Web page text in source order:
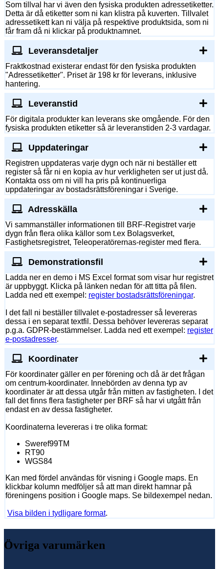
Som tillval har vi även den fysiska produkten adressetiketter.
Detta är då etiketter som ni kan klistra på kuverten. Tillvalet
adressetikett kan ni välja på respektive produktsida, som ni
får fram då ni klickar på produktnamnet.
Leveransdetaljer
Fraktkostnad existerar endast för den fysiska produkten
"Adressetiketter". Priset är 198 kr för leverans, inklusive
hantering.
Leveranstid
För digitala produkter kan leverans ske omgående. För den
fysiska produkten etiketter så är leveranstiden 2-3 vardagar.
Uppdateringar
Registren uppdateras varje dygn och när ni beställer ett
register så får ni en kopia av hur verkligheten ser ut just då.
Kontakta oss om ni vill ha pris på kontinuerliga
uppdateringar av bostadsrättsföreningar i Sverige.
Adresskälla
Vi sammanställer informationen till BRF-Registret varje
dygn från flera olika källor som t.ex Bolagsverket,
Fastighetsregistret, Teleoperatörernas-register med flera.
Demonstrationsfil
Ladda ner en demo i MS Excel format som visar hur registret
är uppbyggt. Klicka på länken nedan för att titta på filen.
Ladda ned ett exempel: register bostadsrättsföreningar.
I det fall ni beställer tillvalet e-postadresser så levereras
dessa i en separat textfil. Dessa behöver levereras separat
p.g.a. GDPR-bestämmelser. Ladda ned ett exempel: register
e-postadresser.
Koordinater
För koordinater gäller en per förening och då är det frågan
om centrum-koordinater. Innebörden av denna typ av
koordinater är att dessa utgår från mitten av fastigheten. I det
fall det finns flera fastigheter per BRF så har vi utgått från
endast en av dessa fastigheter.
Koordinaterna levereras i tre olika format:
Sweref99TM
RT90
WGS84
Kan med fördel användas för visning i Google maps. En
klickbar kolumn medföljer så att man direkt hamnar på
föreningens position i Google maps. Se bildexempel nedan.
Visa bilden i tydligare format.
Övriga varumärken